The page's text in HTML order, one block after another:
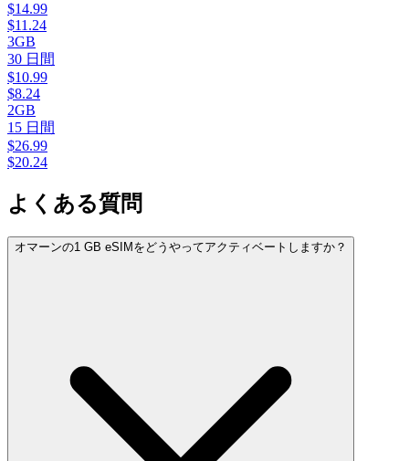
$14.99
$11.24
3GB
30 日間
$10.99
$8.24
2GB
15 日間
$26.99
$20.24
よくある質問
オマーンの1 GB eSIMをどうやってアクティベートしますか？